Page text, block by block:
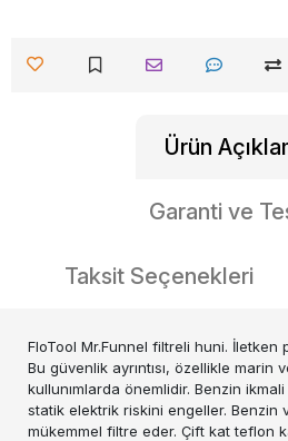
Ürün
Garanti ve
Taksit Seçenekleri
FloTool Mr.Funnel filtreli huni. İletken
Bu güvenlik ayrıntısı, özellikle marin
kullunımlarda önemlidir. Benzin
statik elektrik riskini engeller. Benzin
mükemmel filtre eder. Çift kat teflon